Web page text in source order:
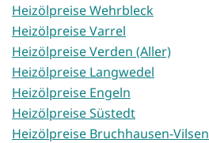
Heizölpreise Wehrbleck
Heizölpreise Varrel
Heizölpreise Verden (Aller)
Heizölpreise Langwedel
Heizölpreise Engeln
Heizölpreise Süstedt
Heizölpreise Bruchhausen-Vilsen